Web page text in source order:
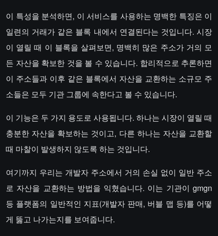
이 특성을 분석하면, 이 서비스를 사용하는 명백한 특징은 이
일련의 거래가 같은 블록 내에서 연결된다는 것입니다. 시장
이 열릴 때 이 블록을 살펴보면, 명백히 많은 주소가 거의 모
든 자산을 확보한 것을 볼 수 있습니다. 합리적으로 추론하면
이 주소들과 이후 같은 블록에서 자산을 교환하는 소규모 주
소들은 모두 기관 그룹에 속한다고 볼 수 있습니다.
이 기능은 두 가지 용도로 사용됩니다. 하나는 시장이 열릴 때
충분한 자산을 확보하는 것이고, 다른 하나는 자산을 교환할
때 마찰이 발생하지 않도록 하는 것입니다.
여기까지 우리는 개발자 주소에서 거의 손실 없이 일반 주소
로 자산을 교환하는 방법을 익혔습니다. 이는 기관이 gmgn
등 플랫폼의 일반적인 지표(개발자 판매, 버블 맵 등)를 어떻
게 뚫고 나가는지를 보여줍니다.